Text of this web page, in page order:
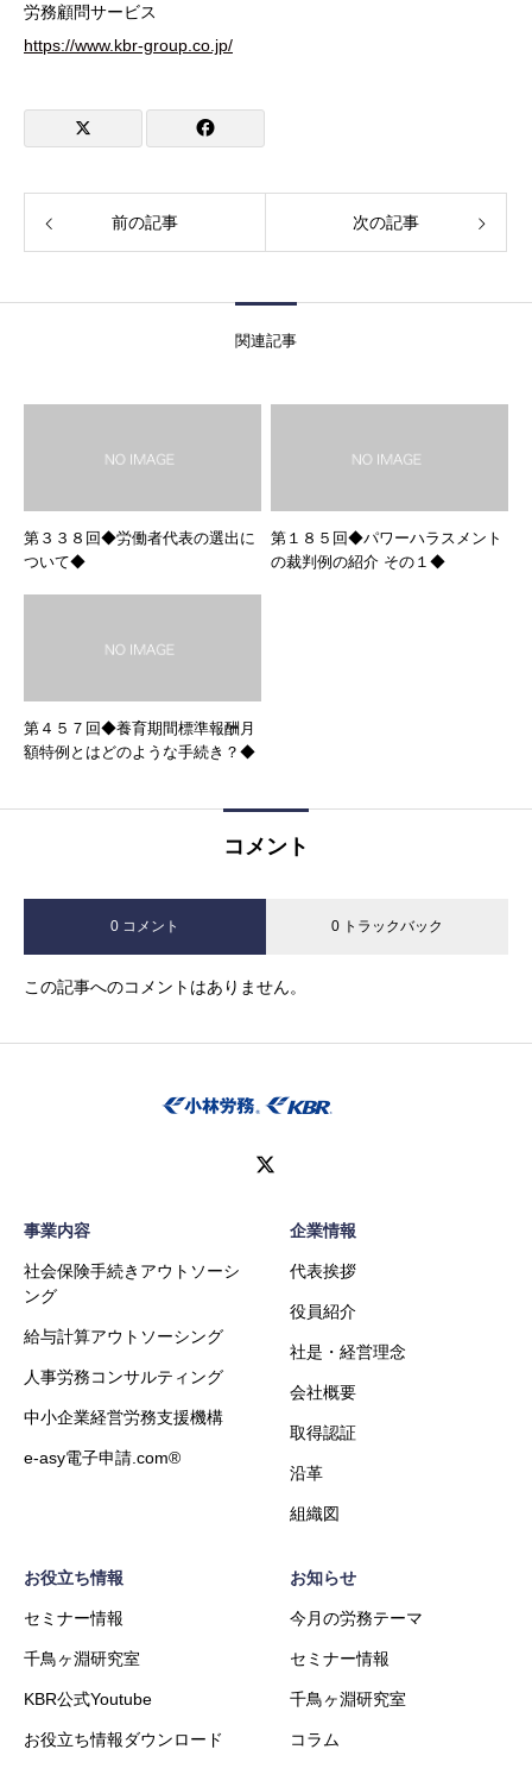
労務顧問サービス
https://www.kbr-group.co.jp/
前の記事 次の記事
関連記事
第３３８回◆労働者代表の選出に
ついて◆
第１８５回◆パワーハラスメント
の裁判例の紹介 その１◆
第４５７回◆養育期間標準報酬月
額特例とはどのような手続き？◆
コメント
0 コメント 0 トラックバック
この記事へのコメントはありません。
事業内容
社会保険手続きアウトソーシ
ング
給与計算アウトソーシング
人事労務コンサルティング
中小企業経営労務支援機構
e-asy電子申請.com®
企業情報
代表挨拶
役員紹介
社是・経営理念
会社概要
取得認証
沿革
組織図
お役立ち情報
セミナー情報
千鳥ヶ淵研究室
KBR公式Youtube
お役立ち情報ダウンロード
お知らせ
今月の労務テーマ
セミナー情報
千鳥ヶ淵研究室
コラム